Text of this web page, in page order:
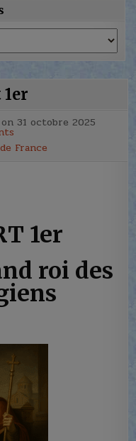
31 octobre 2025
on
Dagobert
1er
France
1er
roi des